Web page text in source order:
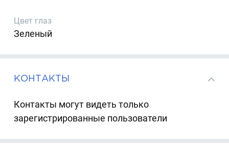
Цвет глаз
Зеленый
КОНТАКТЫ
Контакты могут видеть только
зарегистрированные пользователи